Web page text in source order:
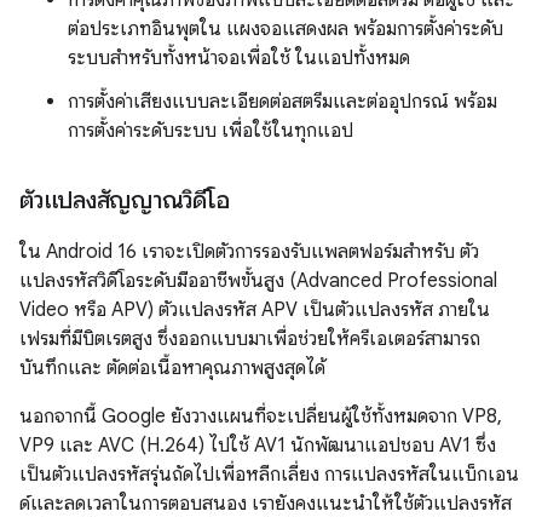
ต่อประเภทอินพุตใน แผงจอแสดงผล พร้อมการตั้งค่าระดับ
ระบบสำหรับทั้งหน้าจอเพื่อใช้ ในแอปทั้งหมด
การตั้งค่าเสียงแบบละเอียดต่อสตรีมและต่ออุปกรณ์ พร้อม
การตั้งค่าระดับระบบ เพื่อใช้ในทุกแอป
ตัวแปลงสัญญาณวิดีโอ
ใน Android 16 เราจะเปิดตัวการรองรับแพลตฟอร์มสำหรับ ตัว
แปลงรหัสวิดีโอระดับมืออาชีพขั้นสูง (Advanced Professional
Video หรือ APV) ตัวแปลงรหัส APV เป็นตัวแปลงรหัส ภายใน
เฟรมที่มีบิตเรตสูง ซึ่งออกแบบมาเพื่อช่วยให้ครีเอเตอร์สามารถ
บันทึกและ ตัดต่อเนื้อหาคุณภาพสูงสุดได้
นอกจากนี้ Google ยังวางแผนที่จะเปลี่ยนผู้ใช้ทั้งหมดจาก VP8,
VP9 และ AVC (H.264) ไปใช้ AV1 นักพัฒนาแอปชอบ AV1 ซึ่ง
เป็นตัวแปลงรหัสรุ่นถัดไปเพื่อหลีกเลี่ยง การแปลงรหัสในแบ็กเอน
ด์และลดเวลาในการตอบสนอง เรายังคงแนะนำให้ใช้ตัวแปลงรหัส